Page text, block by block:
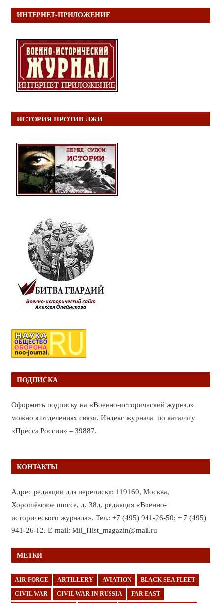
ИНТЕРНЕТ-ПРИЛОЖЕНИЕ
ИСТОРИЯ ПРОТИВ ЛЖИ
ПОДПИСКА
Оформить подписку на «Военно-исторический журнал»
можно в отделениях связи. Индекс журнала по каталогу
«Пресса России» – 39887.
КОНТАКТЫ
Адрес редакции для переписки: 119160, Москва,
Хорошёвское шоссе, д. 38д, редакция «Военно-
исторического журнала». Тел.: +7 (495) 941-26-50; + 7 (495)
941-26-12. E-mail: Mil_Hist_magazin@mail.ru
МЕТКИ
AIR FORCE ARTILLERY AVIATION BLACK SEA FLEET
CIVIL WAR CIVIL WAR IN RUSSIA FAR EAST